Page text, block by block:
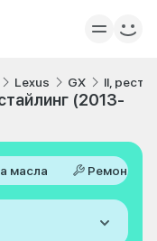
Lexus GX II,
(2013-
масла Ремонт